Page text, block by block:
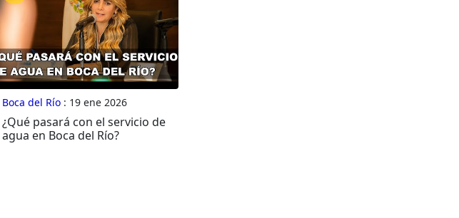
Boca del Río: 19 ene 2026
¿Qué pasará con el servicio de
agua en Boca del Río?